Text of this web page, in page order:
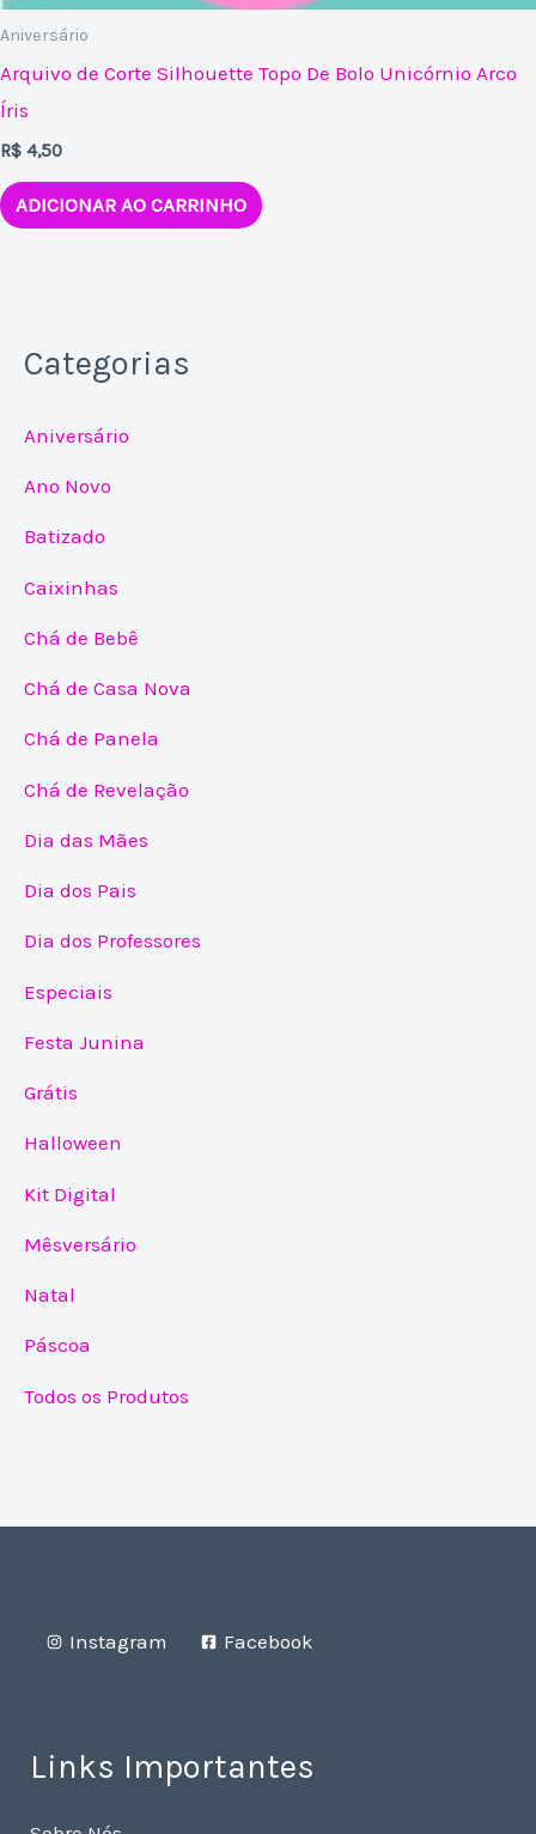
Aniversário
Arquivo de Corte Silhouette Topo De Bolo Unicórnio Arco
Íris
R$ 4,50
ADICIONAR AO CARRINHO
Categorias
Aniversário
Ano Novo
Batizado
Caixinhas
Chá de Bebê
Chá de Casa Nova
Chá de Panela
Chá de Revelação
Dia das Mães
Dia dos Pais
Dia dos Professores
Especiais
Festa Junina
Grátis
Halloween
Kit Digital
Mêsversário
Natal
Páscoa
Todos os Produtos
Instagram Facebook
Links Importantes